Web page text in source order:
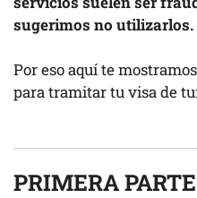
sugerimos no utilizarlos.
Por eso aquí te
para tramitar tu visa de
PRIMERA